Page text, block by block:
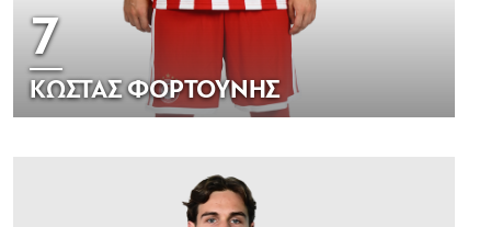
7
ΚΩΣΤΑΣ ΦΟΡΤΟΥΝΗΣ